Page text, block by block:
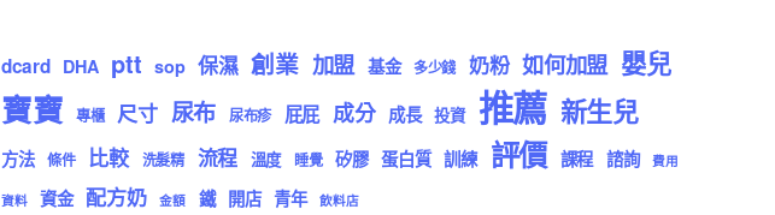
dcard DHA ptt sop 保濕 創業 加盟 基金 多少錢 奶粉 如何加盟 嬰兒
寶寶 專櫃 尺寸 尿布 尿布疹 屁屁 成分 成長 投資 推薦 新生兒
方法 條件 比較 洗髮精 流程 溫度 睡覺 矽膠 蛋白質 訓練 評價 課程 諮詢 費用
資料 資金 配方奶 金額 鐵 開店 青年 飲料店